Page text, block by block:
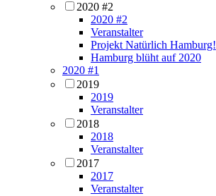
2020 #2
2020 #2
Veranstalter
Projekt Natürlich Hamburg!
Hamburg blüht auf 2020
2020 #1
2019
2019
Veranstalter
2018
2018
Veranstalter
2017
2017
Veranstalter